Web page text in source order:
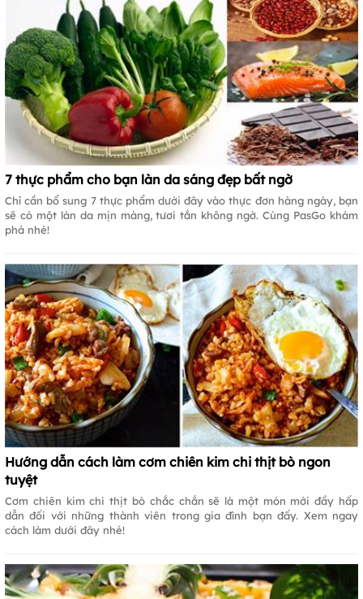
7 thực phẩm cho bạn làn da sáng đẹp bất ngờ
Chỉ cần bổ sung 7 thực phẩm dưới đây vào thực đơn hàng ngày, bạn
sẽ có một làn da mịn màng, tươi tắn không ngờ. Cùng PasGo khám
phá nhé!
Hướng dẫn cách làm cơm chiên kim chi thịt bò ngon
tuyệt
Cơm chiên kim chi thịt bò chắc chắn sẽ là một món mới đầy hấp
dẫn đối với những thành viên trong gia đình bạn đấy. Xem ngay
cách làm dưới đây nhé!